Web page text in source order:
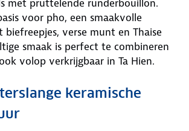
met pruttelende runderbouillon.
voor pho, een smaakvolle
biefreepjes, verse munt en Thaise
smaak is perfect te combineren
volop verkrijgbaar in Ta Hien.
keramische